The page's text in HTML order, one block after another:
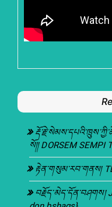
སོ།། DORSEM SEMPI
རྟེན་གསུམ་རབ་གནས།
བརྗོད་མེད་དོན་བཤགས།